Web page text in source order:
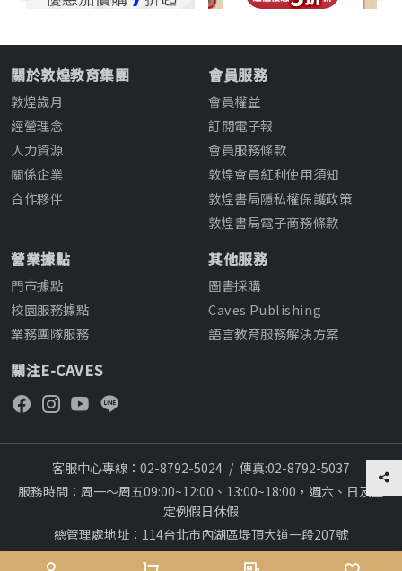
關於敦煌教育集團
敦煌歲月
經營理念
人力資源
關係企業
合作夥伴
會員服務
會員權益
訂閱電子報
會員服務條款
敦煌會員紅利使用須知
敦煌書局隱私權保護政策
敦煌書局電子商務條款
營業據點
門市據點
校園服務據點
業務團隊服務
其他服務
圖書採購
Caves Publishing
語言教育服務解決方案
關注E-CAVES
客服中心專線：02-8792-5024 / 傳真:02-8792-5037
服務時間：周一～周五09:00~12:00、13:00~18:00，週六、日及國
定例假日休假
總管理處地址：114台北市內湖區堤頂大道一段207號
本網站建議採用chrome瀏覽器,瀏覽更順暢